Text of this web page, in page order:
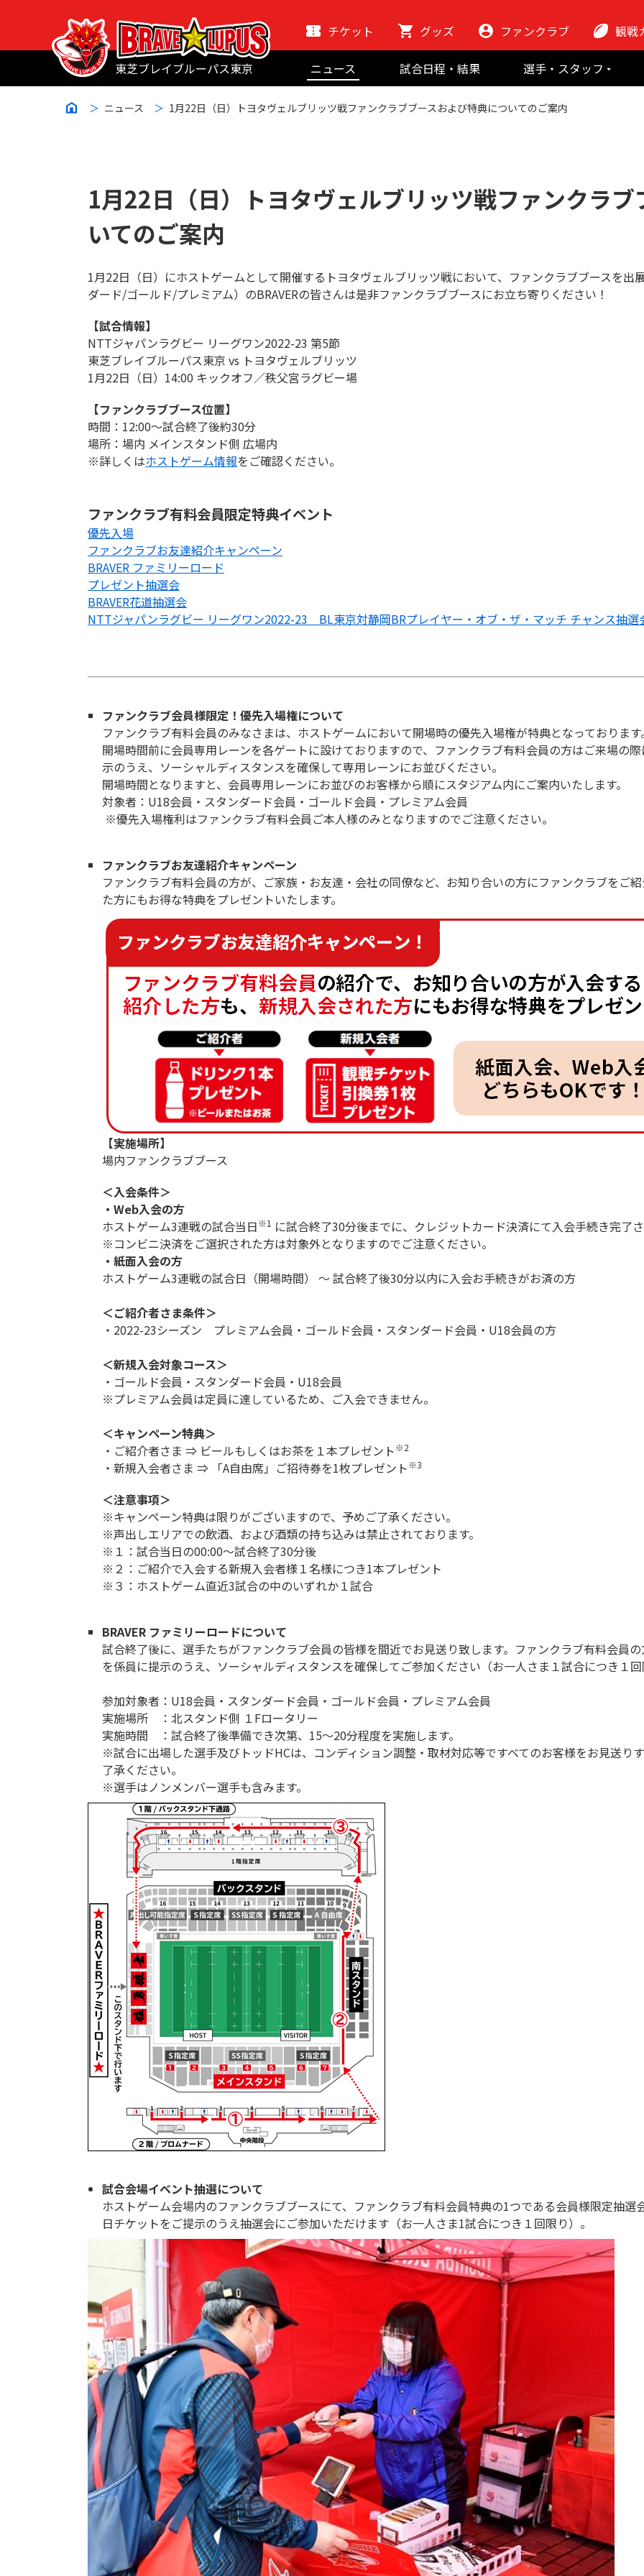
東芝ブレイブルーパス東京
チケット グッズ ファンクラブ
観戦
初めての
ニュース 試合日程・結果
選手・スタッフ
ニュース 1月22日（日）トヨタヴェルブリッツ戦ファンクラブブースおよび特典についてのご案内
1月22日（日）トヨタヴェルブリッツ戦ファンクラ
いてのご案内
1月22日（日）にホストゲームとして開催するトヨタヴェルブリッツ戦において、ファンクラブブースを
ダード/ゴールド/プレミアム）のBRAVERの皆さんは是非ファンクラブブースにお立ち寄りください！
【試合情報】
NTTジャパンラグビー リーグワン2022-23 第5節
東芝ブレイブルーパス東京 vs トヨタヴェルブリッツ
1月22日（日）14:00 キックオフ／秩父宮ラグビー場
【ファンクラブブース位置】
時間：12:00～試合終了後約30分
場所：場内 メインスタンド側 広場内
※詳しくはホストゲーム情報をご確認ください。
ファンクラブ有料会員限定特典イベント
優先入場
ファンクラブお友達紹介キャンペーン
BRAVER ファミリーロード
プレゼント抽選会
BRAVER花道抽選会
NTTジャパンラグビー リーグワン2022-23 BL東京対静岡BRプレイヤー・オブ・ザ・マッチ チャンス抽選
ファンクラブ会員様限定！優先入場権について
ファンクラブ有料会員のみなさまは、ホストゲームにおいて開場時の優先入場権が特典となっております
開場時間前に会員専用レーンを各ゲートに設けておりますので、ファンクラブ有料会員の方はご来場の
示のうえ、ソーシャルディスタンスを確保して専用レーンにお並びください。
開場時間となりますと、会員専用レーンにお並びのお客様から順にスタジアム内にご案内いたします。
対象者：U18会員・スタンダード会員・ゴールド会員・プレミアム会員
※優先入場権利はファンクラブ有料会員ご本人様のみとなりますのでご注意ください。
ファンクラブお友達紹介キャンペーン
ファンクラブ有料会員の方が、ご家族・お友達・会社の同僚など、お知り合いの方にファンクラブをご
た方にもお得な特典をプレゼントいたします。
【実施場所】
場内ファンクラブブース
＜入会条件＞
・Web入会の方
ホストゲーム3連戦の試合当日※1 に試合終了30分後までに、クレジットカード決済にて入会手続き完了
※コンビニ決済をご選択された方は対象外となりますのでご注意ください。
・紙面入会の方
ホストゲーム3連戦の試合日（開場時間） ～ 試合終了後30分以内に入会お手続きがお済の方
＜ご紹介者さま条件＞
・2022-23シーズン プレミアム会員・ゴールド会員・スタンダード会員・U18会員の方
＜新規入会対象コース＞
・ゴールド会員・スタンダード会員・U18会員
※プレミアム会員は定員に達しているため、ご入会できません。
＜キャンペーン特典＞
・ご紹介者さま ⇒ ビールもしくはお茶を１本プレゼント※2
・新規入会者さま ⇒ 「A自由席」ご招待券を1枚プレゼント※3
＜注意事項＞
※キャンペーン特典は限りがございますので、予めご了承ください。
※声出しエリアでの飲酒、および酒類の持ち込みは禁止されております。
※１：試合当日の00:00～試合終了30分後
※２：ご紹介で入会する新規入会者様１名様につき1本プレゼント
※３：ホストゲーム直近3試合の中のいずれか１試合
BRAVER ファミリーロードについて
試合終了後に、選手たちがファンクラブ会員の皆様を間近でお見送り致します。ファンクラブ有料会員
を係員に提示のうえ、ソーシャルディスタンスを確保してご参加ください（お一人さま１試合につき１
参加対象者：U18会員・スタンダード会員・ゴールド会員・プレミアム会員
実施場所 ：北スタンド側 １Fロータリー
実施時間 ：試合終了後準備でき次第、15～20分程度を実施します。
※試合に出場した選手及びトッドHCは、コンディション調整・取材対応等ですべてのお客様をお見送り
了承ください。
※選手はノンメンバー選手も含みます。
試合会場イベント抽選について
ホストゲーム会場内のファンクラブブースにて、ファンクラブ有料会員特典の1つである会員様限定抽
日チケットをご提示のうえ抽選会にご参加いただけます（お一人さま1試合につき１回限り）。